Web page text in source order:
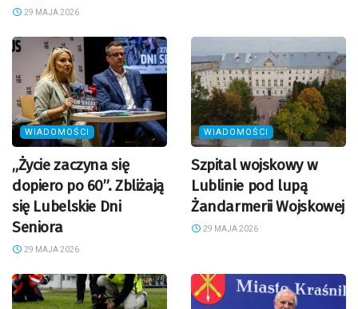
29 MAJA 2026
WIADOMOŚCI
„Życie zaczyna się
dopiero po 60”. Zbliżają
się Lubelskie Dni
Seniora
29 MAJA 2026
WIADOMOŚCI
Szpital wojskowy w
Lublinie pod lupą
Żandarmerii Wojskowej
29 MAJA 2026